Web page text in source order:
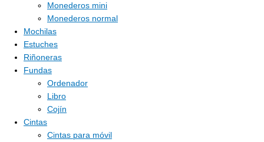
Monederos mini
Monederos normal
Mochilas
Estuches
Riñoneras
Fundas
Ordenador
Libro
Cojín
Cintas
Cintas para móvil